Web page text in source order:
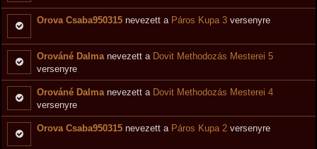
Orova Csaba950315 nevezett a Páros Kupa 3 versenyre
Orováné Dalma nevezett a Dovit Methodozás Mesterei 5
versenyre
Orováné Dalma nevezett a Dovit Methodozás Mesterei 4
versenyre
Orova Csaba950315 nevezett a Páros Kupa 2 versenyre